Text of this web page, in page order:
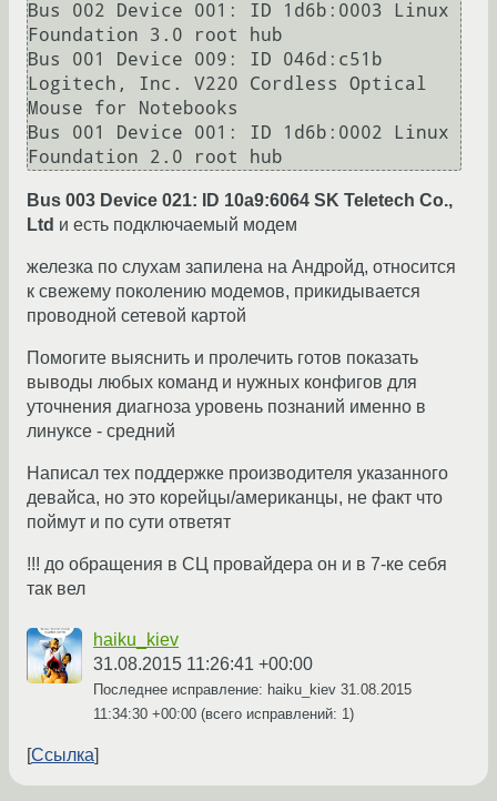
Bus 002 Device 001: ID 1d6b:0003 Linux
Foundation 3.0 root hub
Bus 001 Device 009: ID 046d:c51b
Logitech, Inc. V220 Cordless Optical
Mouse for Notebooks
Bus 001 Device 001: ID 1d6b:0002 Linux
Bus 003 Device 021: ID 10a9:6064 SK Teletech Co.,
Ltd и есть подключаемый модем
железка по слухам запилена на Андройд, относится
к свежему поколению модемов, прикидывается
проводной сетевой картой
Помогите выяснить и пролечить готов показать
выводы любых команд и нужных конфигов для
уточнения диагноза уровень познаний именно в
линуксе - средний
Написал тех поддержке производителя указанного
девайса, но это корейцы/американцы, не факт что
поймут и по сути ответят
!!! до обращения в СЦ провайдера он и в 7-ке себя
так вел
haiku_kiev
31.08.2015 11:26:41 +00:00
Последнее исправление: haiku_kiev 31.08.2015
11:34:30 +00:00 (всего исправлений: 1)
Ссылка